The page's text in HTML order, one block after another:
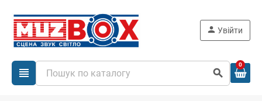
view_headline search
person Увійти
0